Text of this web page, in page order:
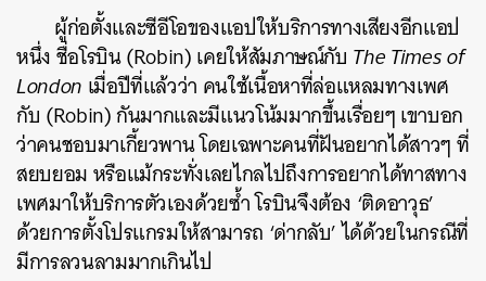
ผู้ก่อตั้งและซีอีโอของแอปให้บริการทางเสียงอีกแอป
หนึ่ง ชื่อโรบิน (Robin) เคยให้สัมภาษณ์กับ The Times of
London เมื่อปีที่แล้วว่า คนใช้เนื้อหาที่ล่อแหลมทางเพศ
กับ (Robin) กันมากและมีแนวโน้มมากขึ้นเรื่อยๆ เขาบอก
ว่าคนชอบมาเกี้ยวพาน โดยเฉพาะคนที่ฝันอยากได้สาวๆ ที่
สยบยอม หรือแม้กระทั่งเลยไกลไปถึงการอยากได้ทาสทาง
เพศมาให้บริการตัวเองด้วยซ้ำ โรบินจึงต้อง ‘ติดอาวุธ’
ด้วยการตั้งโปรแกรมให้สามารถ ‘ด่ากลับ’ ได้ด้วยในกรณีที่
มีการลวนลามมากเกินไป